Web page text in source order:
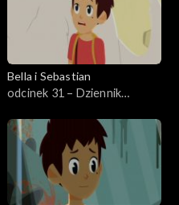
Bella i Sebastian
odcinek 31 – Dziennik